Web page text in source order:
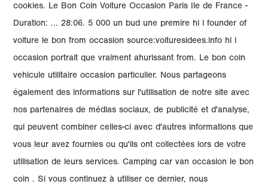
cookies. Le Bon Coin Voiture Occasion Paris Ile de France -
Duration: ... 28:06. 5 000 un bud une premire hi i founder of
voiture le bon from occasion source:voituresidees.info hi i
occasion portrait que vraiment ahurissant from. Le bon coin
vehicule utilitaire occasion particulier. Nous partageons
également des informations sur l'utilisation de notre site avec
nos partenaires de médias sociaux, de publicité et d'analyse,
qui peuvent combiner celles-ci avec d'autres informations que
vous leur avez fournies ou qu'ils ont collectées lors de votre
utilisation de leurs services. Camping car van occasion le bon
coin . Si vous continuez à utiliser ce dernier, nous